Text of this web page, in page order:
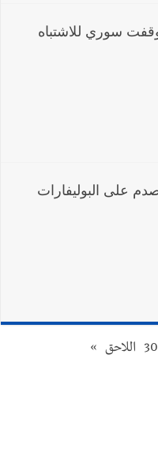
سوري للاشتباه
على البوليفارات
اللاحق »